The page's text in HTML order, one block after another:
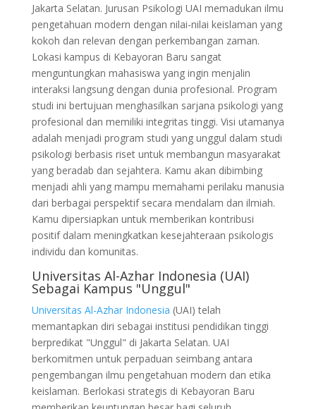
Jakarta Selatan. Jurusan Psikologi UAI memadukan ilmu
pengetahuan modern dengan nilai-nilai keislaman yang
kokoh dan relevan dengan perkembangan zaman.
Lokasi kampus di Kebayoran Baru sangat
menguntungkan mahasiswa yang ingin menjalin
interaksi langsung dengan dunia profesional. Program
studi ini bertujuan menghasilkan sarjana psikologi yang
profesional dan memiliki integritas tinggi. Visi utamanya
adalah menjadi program studi yang unggul dalam studi
psikologi berbasis riset untuk membangun masyarakat
yang beradab dan sejahtera. Kamu akan dibimbing
menjadi ahli yang mampu memahami perilaku manusia
dari berbagai perspektif secara mendalam dan ilmiah.
Kamu dipersiapkan untuk memberikan kontribusi
positif dalam meningkatkan kesejahteraan psikologis
individu dan komunitas.
Universitas Al-Azhar Indonesia (UAI)
Sebagai Kampus "Unggul"
Universitas Al-Azhar Indonesia (UAI) telah
memantapkan diri sebagai institusi pendidikan tinggi
berpredikat "Unggul" di Jakarta Selatan. UAI
berkomitmen untuk perpaduan seimbang antara
pengembangan ilmu pengetahuan modern dan etika
keislaman. Berlokasi strategis di Kebayoran Baru